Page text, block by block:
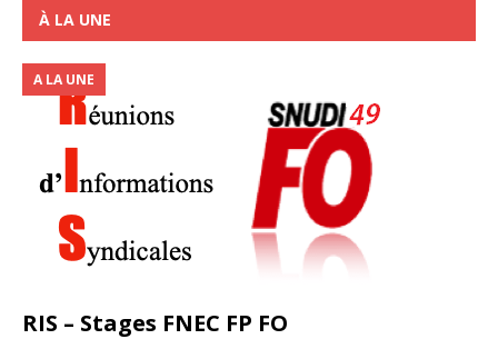
À LA UNE
RIS – Stages FNEC FP FO
A LA UNE